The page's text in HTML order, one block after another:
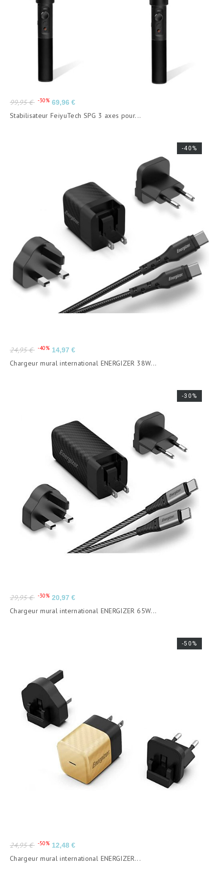
Prix
de
base
99,95 € -30% Prix
69,96 €
Stabilisateur FeiyuTech SPG 3 axes pour...
-40%
Prix
de
base
24,95 € -40% Prix
14,97 €
Chargeur mural international ENERGIZER 38W...
-30%
Prix
de
base
29,95 € -30% Prix
20,97 €
Chargeur mural international ENERGIZER 65W...
-50%
Prix
de
base
24,95 € -50% Prix
12,48 €
Chargeur mural international ENERGIZER...